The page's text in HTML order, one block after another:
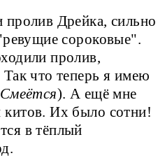
Дрейка, сильно
сороковые".
пролив,
что теперь я имею
Смеётся). А ещё мне
Их было сотни!
в тёплый